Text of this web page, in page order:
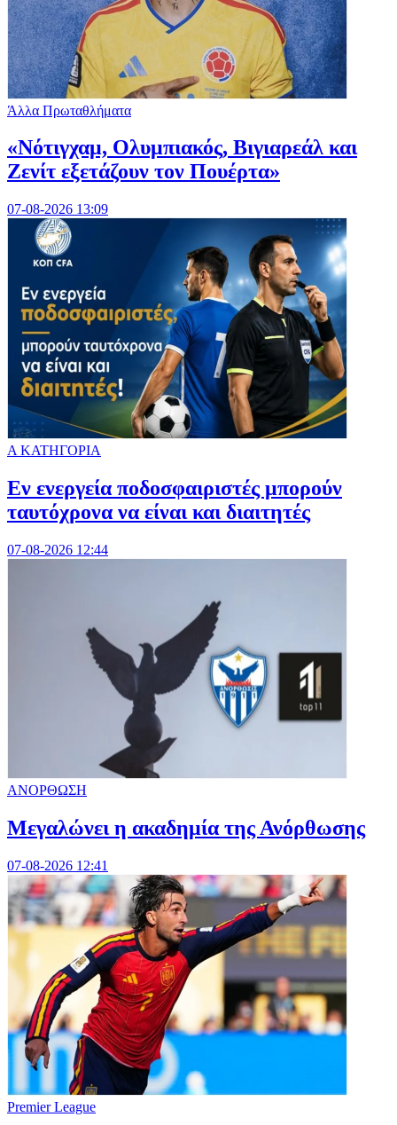
Άλλα Πρωταθλήματα
«Νότιγχαμ, Ολυμπιακός, Βιγιαρεάλ και
Ζενίτ εξετάζουν τον Πουέρτα»
07-08-2026 13:09
Α ΚΑΤΗΓΟΡΙΑ
Εν ενεργεία ποδοσφαιριστές μπορούν
ταυτόχρονα να είναι και διαιτητές
07-08-2026 12:44
ΑΝΟΡΘΩΣΗ
Μεγαλώνει η ακαδημία της Ανόρθωσης
07-08-2026 12:41
Premier League